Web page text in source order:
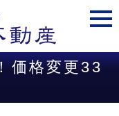
価格変更33